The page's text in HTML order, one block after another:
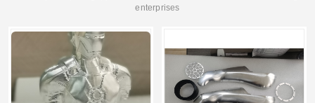
enterprises